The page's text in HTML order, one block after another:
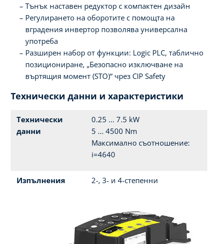
Тънък наставен редуктор с компактен дизайн
Регулирането на оборотите с помощта на
вградения инвертор позволява универсална
употреба
Разширен набор от функции: Logic PLC, таблично
позициониране, „Безопасно изключване на
въртящия момент (STO)“ чрез CIP Safety
Технически данни и характеристики
Технически
данни
0.25 ... 7.5 kW
5 ... 4500 Nm
Максимално съотношение:
i=4640
Изпълнения 2-, 3- и 4-степенни